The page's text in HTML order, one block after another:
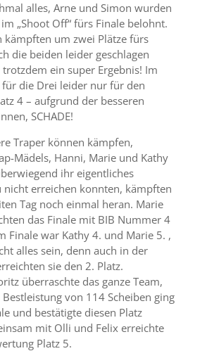
alles, Arne und Simon wurden
„Shoot Off“ fürs Finale belohnt.
kämpften um zwei Plätze fürs
die beiden leider geschlagen
ein super Ergebnis! Im
für die Drei leider nur für den
4 – aufgrund der besseren
SCHADE!
Traper können kämpfen,
Mädels, Hanni, Marie und Kathy
ihr eigentliches
nicht erreichen konnten, kämpften
Tag noch einmal heran. Marie
das Finale mit BIB Nummer 4
Finale war Kathy 4. und Marie 5. ,
alles sein, denn auch in der
sie den 2. Platz.
überraschte das ganze Team,
von 114 Scheiben ging
und bestätigte diesen Platz
mit Olli und Felix erreichte
Platz 5.